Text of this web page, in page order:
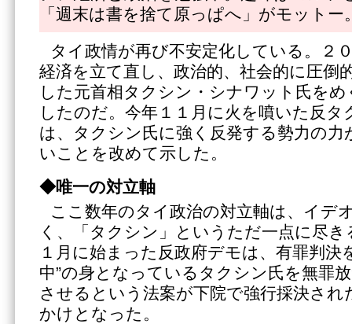
「週末は書を捨て原っぱへ」がモットー
タイ政情が再び不安定化している。２
経済を立て直し、政治的、社会的に圧倒
した元首相タクシン・シナワット氏を
したのだ。今年１１月に火を噴いた反タ
は、タクシン氏に強く反発する勢力の
いことを改めて示した。
◆唯一の対立軸
ここ数年のタイ政治の対立軸は、イデ
く、「タクシン」というただ一点に尽
１月に始まった反政府デモは、有罪判決
中”の身となっているタクシン氏を無罪
させるという法案が下院で強行採決さ
かけとなった。